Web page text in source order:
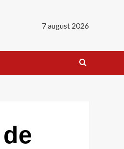
7 august 2026